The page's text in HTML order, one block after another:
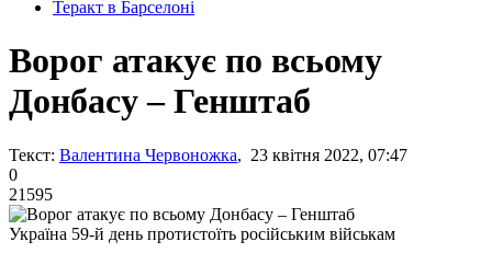
Теракт в Барселоні
Ворог атакує по всьому
Донбасу – Генштаб
Текст: Валентина Червоножка, 23 квітня 2022, 07:47
0
21595
Україна 59-й день протистоїть російським військам